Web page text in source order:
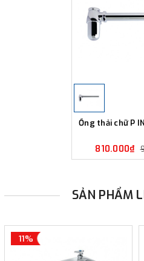
810.000₫
SẢN PHẨM
11%